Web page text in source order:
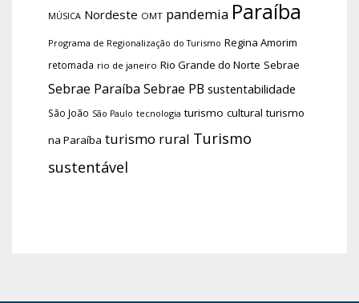
MÚSICA Nordeste OMT pandemia Paraíba
Programa de Regionalização do Turismo Regina Amorim
retomada rio de janeiro Rio Grande do Norte Sebrae
Sebrae Paraíba Sebrae PB sustentabilidade
São João São Paulo tecnologia turismo cultural turismo
na Paraíba turismo rural Turismo
sustentável